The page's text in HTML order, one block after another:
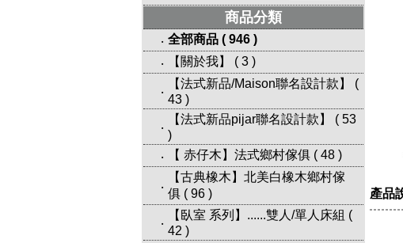
商品分類
‧ 全部商品 ( 946 )
‧
【關於我】 ( 3 )
‧
【法式新品/Maison聯名設計款】
(
43 )
‧
【法式新品pijar聯名設計款】 ( 53
)
‧
【 赤仔木】法式鄉村傢俱 ( 48 )
‧
【古典橡木】北美白橡木鄉村傢
俱 ( 96 )
‧
【臥室 系列】......雙人/單人床組 (
42 )
產品